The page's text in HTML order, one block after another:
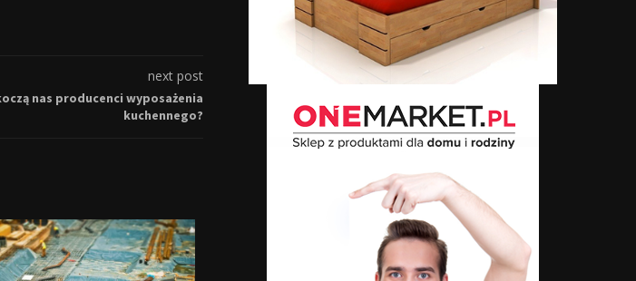
next post
nas producenci wyposażenia
kuchennego?